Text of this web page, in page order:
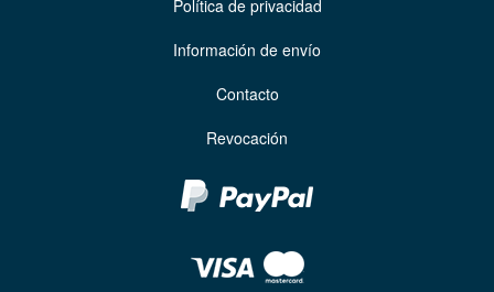
Política de privacidad
Información de envío
Contacto
Revocación